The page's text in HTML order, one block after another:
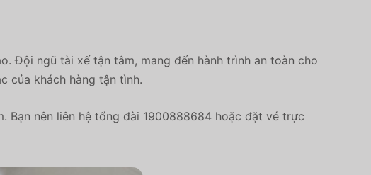
Đội ngũ tài xế tận tâm, mang đến hành trình an toàn cho
của khách hàng tận tình.
Bạn nên liên hệ tổng đài 1900888684 hoặc đặt vé trực